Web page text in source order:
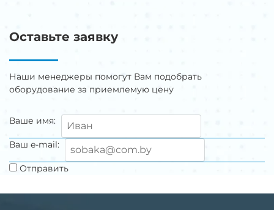
Оставьте заявку
Наши менеджеры помогут Вам подобрать
оборудование за приемлемую цену
Ваше имя:
Ваш e-mail:
Отправить